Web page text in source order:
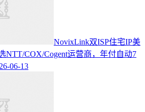
NovixLink双ISP住宅IP美
NTT/COX/Cogent运营商，年付自动7
06-13